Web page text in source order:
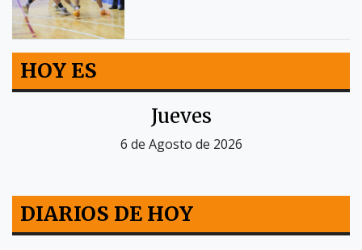
HOY ES
Jueves
6 de Agosto de 2026
DIARIOS DE HOY